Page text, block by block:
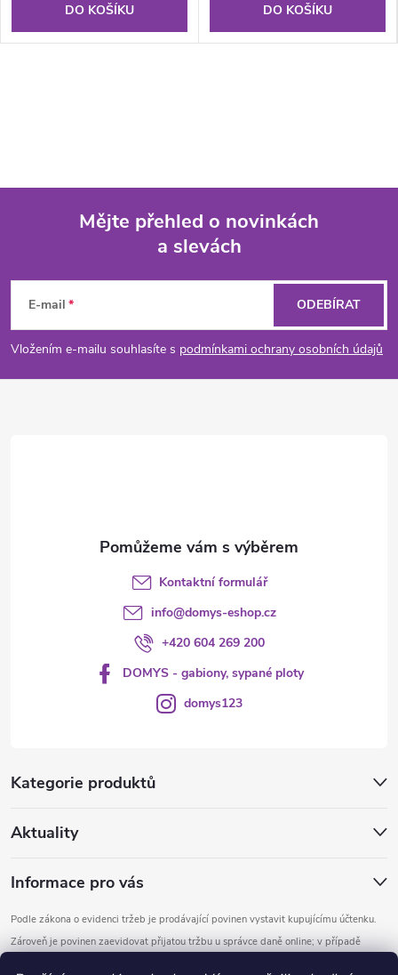
DO KOŠÍKU DO KOŠÍKU
p
a
Mějte přehled o novinkách
a slevách
E-mail
Vložením e-mailu souhlasíte s podmínkami ochrany osobních údajů
ODEBÍRAT
Kategorie produktů
Aktuality
Informace pro vás
Podle zákona o evidenci tržeb je prodávající povinen vystavit kupujícímu účtenku.
Zároveň je povinen zaevidovat přijatou tržbu u správce daně online; v případě
Kontaktní formulář
info@domys-eshop.cz
+420 604 269 200
DOMYS - gabiony, sypané ploty
domys123